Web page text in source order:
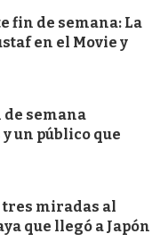
fin de semana: La
en el Movie y
de semana
un público que
tres miradas al
que llegó a Japón